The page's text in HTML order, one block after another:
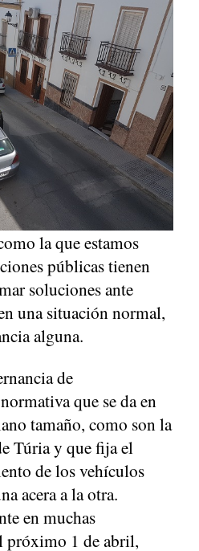
la que estamos
públicas tienen
soluciones ante
una situación normal,
alguna.
de
que se da en
tamaño, como son la
Túria y que fija el
de los vehículos
acera a la otra.
en muchas
próximo 1 de abril,